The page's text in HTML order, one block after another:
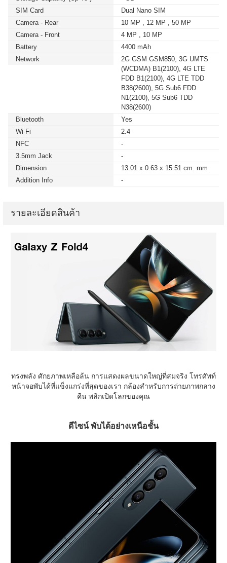
SIM Card
Dual Nano SIM
Camera - Rear
10 MP , 12 MP , 50 MP
Camera - Front
4 MP , 10 MP
Battery
4400 mAh
Network
2G GSM GSM850, 3G UMTS
(WCDMA) B1(2100), 4G LTE
FDD B1(2100), 4G LTE TDD
B38(2600), 5G Sub6 FDD
N1(2100), 5G Sub6 TDD
N38(2600)
Bluetooth
Yes
Wi-Fi
2.4
NFC
-
3.5mm Jack
-
Dimension
13.01 x 0.63 x 15.51 cm. mm
Addition Info
-
รายละเอียดสินค้า
ทรงพลัง ศักยภาพเหลือล้น การแสดงผลขนาดใหญ่ที่สมจริง โทรศัพท์
หน้าจอพับได้ที่แข็งแกร่งที่สุดของเรา กล้องสำหรับการถ่ายภาพกลาง
คืน พลิกเปิดโลกของคุณ
ดีไซน์ พับได้อย่างเหนือชั้น